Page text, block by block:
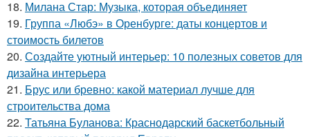
18. Милана Стар: Музыка, которая объединяет
19. Группа «Любэ» в Оренбурге: даты концертов и
стоимость билетов
20. Создайте уютный интерьер: 10 полезных советов для
дизайна интерьера
21. Брус или бревно: какой материал лучше для
строительства дома
22. Татьяна Буланова: Краснодарский баскетбольный